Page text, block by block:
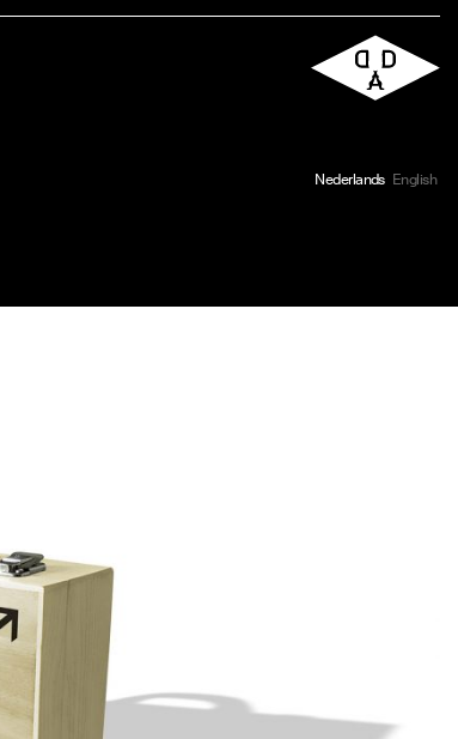
Nederlands English